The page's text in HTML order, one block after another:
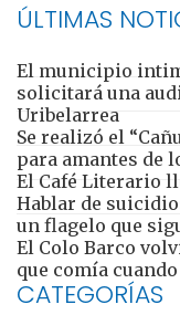
ÚLTIMAS
El municipio
solicitará una
Uribelarrea
Se realizó el
para amantes de
El Café Literario
Hablar de
un flagelo que
El Colo Barco
que comía
CATEGORÍAS